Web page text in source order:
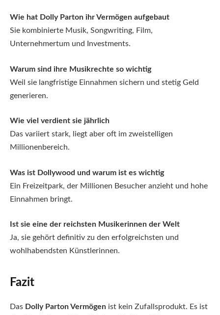
Wie hat Dolly Parton ihr Vermögen aufgebaut
Sie kombinierte Musik, Songwriting, Film,
Unternehmertum und Investments.
Warum sind ihre Musikrechte so wichtig
Weil sie langfristige Einnahmen sichern und stetig Geld
generieren.
Wie viel verdient sie jährlich
Das variiert stark, liegt aber oft im zweistelligen
Millionenbereich.
Was ist Dollywood und warum ist es wichtig
Ein Freizeitpark, der Millionen Besucher anzieht und hohe
Einnahmen bringt.
Ist sie eine der reichsten Musikerinnen der Welt
Ja, sie gehört definitiv zu den erfolgreichsten und
wohlhabendsten Künstlerinnen.
Fazit
Das Dolly Parton Vermögen ist kein Zufallsprodukt. Es ist